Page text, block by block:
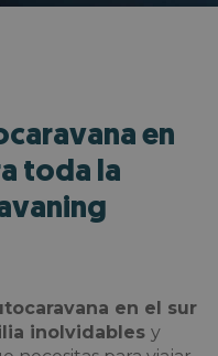
en
toda la
en el sur
inolvidables y